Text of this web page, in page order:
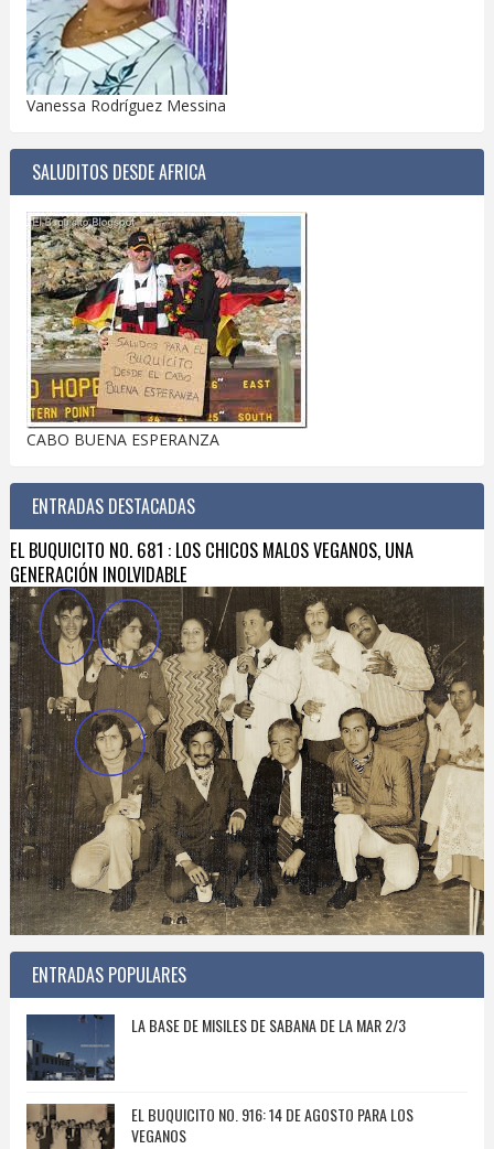
Vanessa Rodríguez Messina
SALUDITOS DESDE AFRICA
CABO BUENA ESPERANZA
ENTRADAS DESTACADAS
EL BUQUICITO NO. 681 : LOS CHICOS MALOS VEGANOS, UNA
GENERACIÓN INOLVIDABLE
ENTRADAS POPULARES
LA BASE DE MISILES DE SABANA DE LA MAR 2/3
EL BUQUICITO NO. 916: 14 DE AGOSTO PARA LOS
VEGANOS